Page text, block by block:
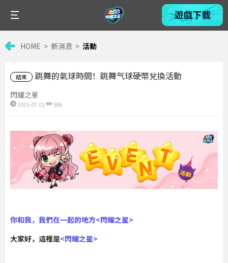
HOME 新消息 活動
結束 跳舞的氣球時間！跳舞气球硬幣兌換活動
閃耀之星
2025.07.01 986
你和我，我們在一起的地方<閃耀之星>
大家好，這裡是<閃耀之星>